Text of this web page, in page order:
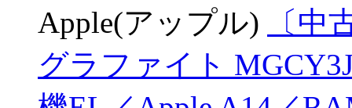
Apple(アップル)
〔中
グラファイト